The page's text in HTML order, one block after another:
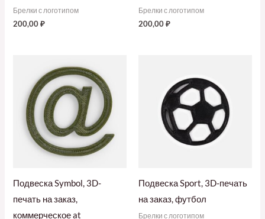
Брелки с логотипом
200,00₽
Брелки с логотипом
200,00₽
Подвеска Symbol, 3D-
печать на заказ,
коммерческое at
Подвеска Sport, 3D-печать
на заказ, футбол
Брелки с логотипом